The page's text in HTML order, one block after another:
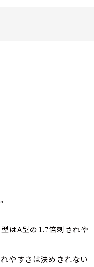
はA型の1.7倍刺されや
やすさは決めきれない